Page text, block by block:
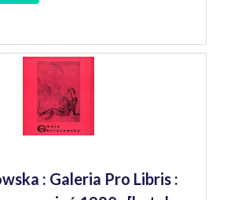
: Galeria Pro Libris :